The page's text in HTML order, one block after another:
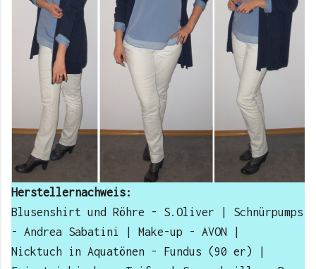
Herstellernachweis:
Blusenshirt und Röhre - S.Oliver | Schnürpumps
- Andrea Sabatini | Make-up - AVON |
Nicktuch in Aquatönen - Fundus (90 er) |